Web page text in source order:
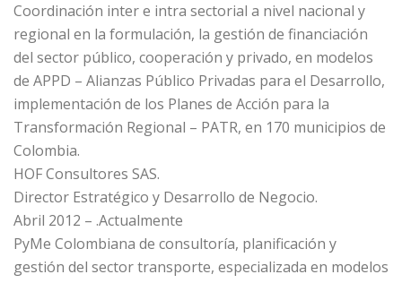
Coordinación inter e intra sectorial a nivel nacional y
regional en la formulación, la gestión de financiación
del sector público, cooperación y privado, en modelos
de APPD – Alianzas Público Privadas para el Desarrollo,
implementación de los Planes de Acción para la
Transformación Regional – PATR, en 170 municipios de
Colombia.
HOF Consultores SAS.
Director Estratégico y Desarrollo de Negocio.
Abril 2012 – .Actualmente
PyMe Colombiana de consultoría, planificación y
gestión del sector transporte, especializada en modelos